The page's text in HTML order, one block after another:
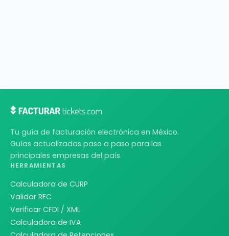
Tu guía de facturación electrónica en México.
Guías actualizadas paso a paso para las
principales empresas del país.
HERRAMIENTAS
Calculadora de CURP
Validar RFC
Verificar CFDI / XML
Calculadora de IVA